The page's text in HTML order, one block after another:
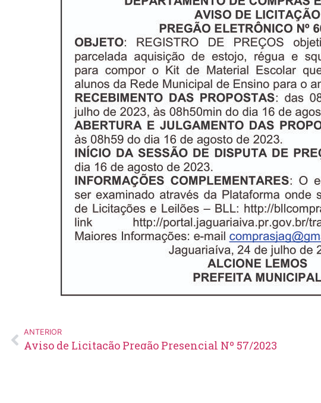
ANTERIOR
Aviso de Licitação Pregão Presencial Nº 57/2023